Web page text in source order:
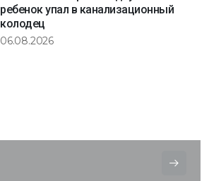
ребенок упал в канализационный
колодец
06.08.2026